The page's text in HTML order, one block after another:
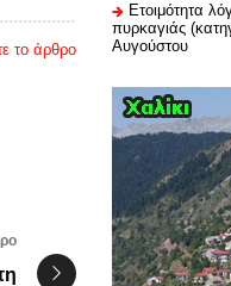
το άρθρο
Ετοιμότητα
πυρκαγιάς
Αυγούστου